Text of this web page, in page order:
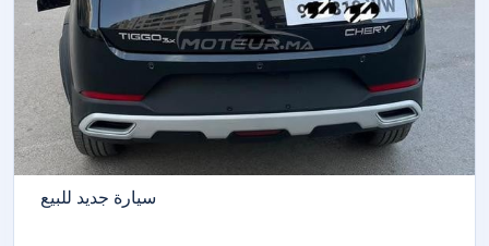
سيارة جديد للبيع